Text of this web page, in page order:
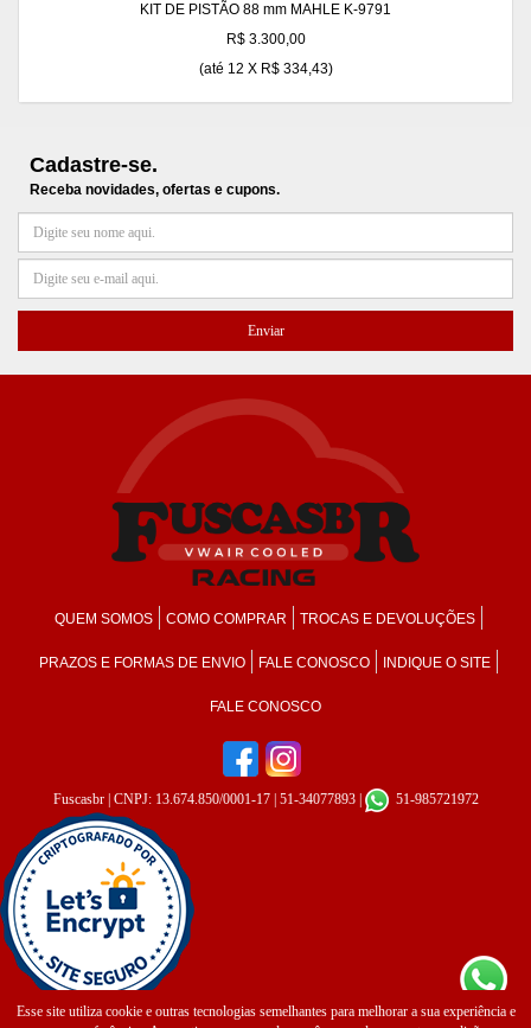
Esse site utiliza cookie e outras tecnologias semelhantes para melhorar a sua experiência e
KIT DE PISTÃO 88 mm MAHLE K-9791
R$ 3.300,00
(até 12 X R$ 334,43)
Cadastre-se.
Receba novidades, ofertas e cupons.
QUEM SOMOS COMO COMPRAR TROCAS E DEVOLUÇÕES
PRAZOS E FORMAS DE ENVIO FALE CONOSCO INDIQUE O SITE
FALE CONOSCO
Fuscasbr| CNPJ: 13.674.850/0001-17 | 51-34077893 | 51-985721972